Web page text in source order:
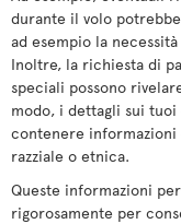
durante il volo
ad esempio la
Inoltre, la richiesta di
speciali possono
modo, i dettagli sui
contenere
razziale o etnica.
Queste informazioni
rigorosamente per